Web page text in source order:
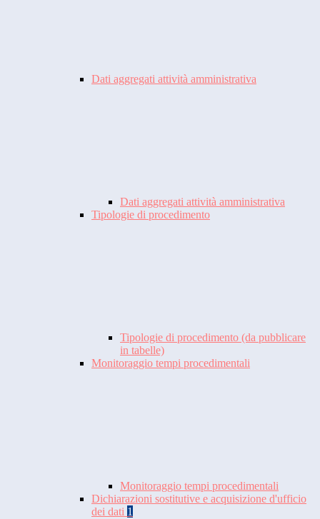
Dati aggregati attività amministrativa
Dati aggregati attività amministrativa
Tipologie di procedimento
Tipologie di procedimento (da pubblicare
in tabelle)
Monitoraggio tempi procedimentali
Monitoraggio tempi procedimentali
Dichiarazioni sostitutive e acquisizione d'ufficio
dei dati 1